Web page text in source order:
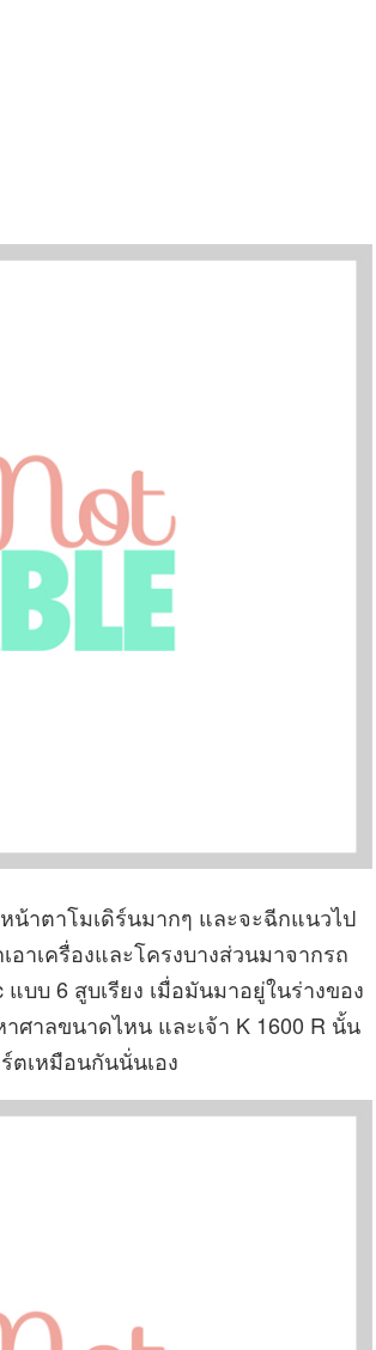
น้าตาโมเดิร์นมากๆ และจะฉีกแนวไป
าเครื่องและโครงบางส่วนมาจากรถ
บบ 6 สูบเรียง เมื่อมันมาอยู่ในร่างของ
าลขนาดไหน และเจ้า K 1600 R นั้น
ตเหมือนกันนั่นเอง